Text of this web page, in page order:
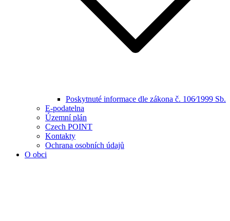
Poskytnuté informace dle zákona č. 106⁄1999 Sb.
E-podatelna
Územní plán
Czech POINT
Kontakty
Ochrana osobních údajů
O obci